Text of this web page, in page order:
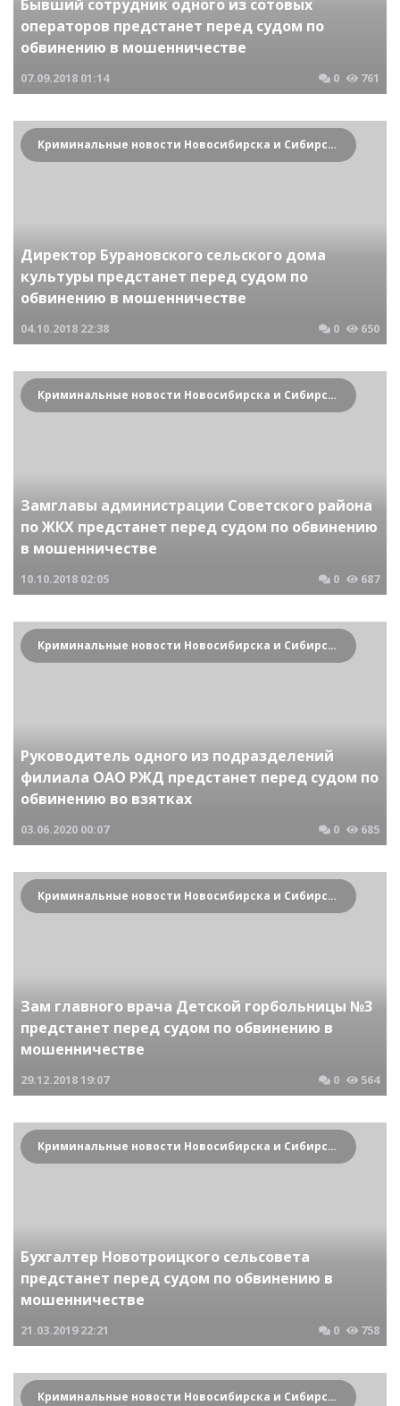
Бывший сотрудник одного из сотовых
операторов предстанет перед судом по
обвинению в мошенничестве
07.09.2018 01:14 0 761
Криминальные новости Новосибирска и Сибирского региона
Директор Бурановского сельского дома
культуры предстанет перед судом по
обвинению в мошенничестве
04.10.2018 22:38 0 650
Криминальные новости Новосибирска и Сибирского региона
Замглавы администрации Советского района
по ЖКХ предстанет перед судом по обвинению
в мошенничестве
10.10.2018 02:05 0 687
Криминальные новости Новосибирска и Сибирского региона
Руководитель одного из подразделений
филиала ОАО РЖД предстанет перед судом по
обвинению во взятках
03.06.2020 00:07 0 685
Криминальные новости Новосибирска и Сибирского региона
Зам главного врача Детской горбольницы №3
предстанет перед судом по обвинению в
мошенничестве
29.12.201819:07 0 564
Криминальные новости Новосибирска и Сибирского региона
Бухгалтер Новотроицкого сельсовета
предстанет перед судом по обвинению в
мошенничестве
21.03.2019 22:21 0 758
Криминальные новости Новосибирска и Сибирского региона